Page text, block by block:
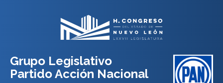
Grupo Legislativo
Partido Acción Nacional